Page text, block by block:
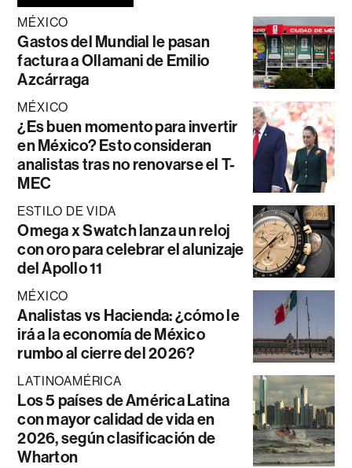
MÉXICO
Gastos del Mundial le pasan
factura a Ollamani de Emilio
Azcárraga
MÉXICO
¿Es buen momento para invertir
en México? Esto consideran
analistas tras no renovarse el T-
MEC
ESTILO DE VIDA
Omega x Swatch lanza un reloj
con oro para celebrar el alunizaje
del Apollo 11
MÉXICO
Analistas vs Hacienda: ¿cómo le
irá a la economía de México
rumbo al cierre del 2026?
LATINOAMÉRICA
Los 5 países de América Latina
con mayor calidad de vida en
2026, según clasificación de
Wharton